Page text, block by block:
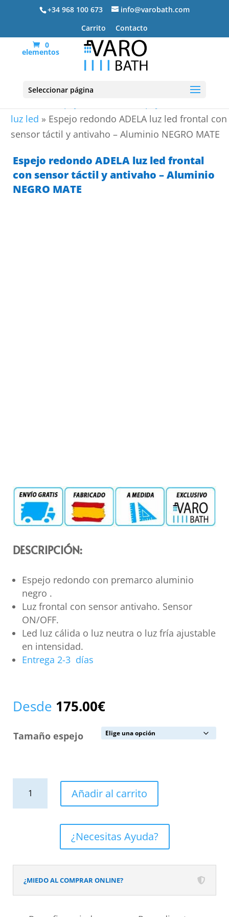
+34 968 100 673
info@varobath.com
Carrito
Contacto
0
elementos
Seleccionar página
luz led » Espejo redondo ADELA luz led frontal con
sensor táctil y antivaho – Aluminio NEGRO MATE
Espejo redondo ADELA luz led frontal
con sensor táctil y antivaho – Aluminio
NEGRO MATE
DESCRIPCIÓN:
Espejo redondo con premarco aluminio
negro .
Luz frontal con sensor antivaho. Sensor
ON/OFF.
Led luz cálida o luz neutra o luz fría ajustable
en intensidad.
Entrega 2-3 días
Desde 175.00€
Tamaño espejo
frontal
con
sensor
Añadir al carrito
¿Necesitas Ayuda?
¿MIEDO AL COMPRAR ONLINE?